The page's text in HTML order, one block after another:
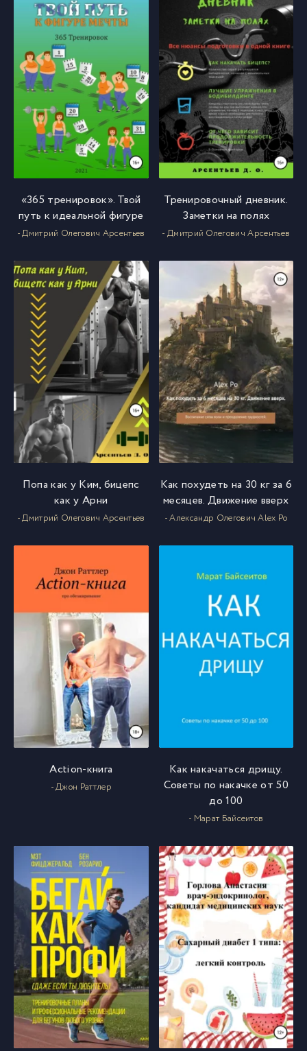
«365 тренировок». Твой
путь к идеальной фигуре
- Дмитрий Олегович Арсентьев
Тренировочный дневник.
Заметки на полях
- Дмитрий Олегович Арсентьев
Попа как у Ким, бицепс
как у Арни
- Дмитрий Олегович Арсентьев
Как похудеть на 30 кг за 6
месяцев. Движение вверх
- Александр Олегович Alex Po
Action-книга
- Джон Раттлер
Как накачаться дрищу.
Советы по накачке от 50
до 100
- Марат Байсеитов